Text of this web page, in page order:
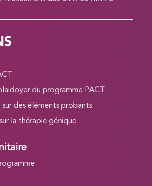
du programme PACT
sur des éléments probants
la thérapie génique